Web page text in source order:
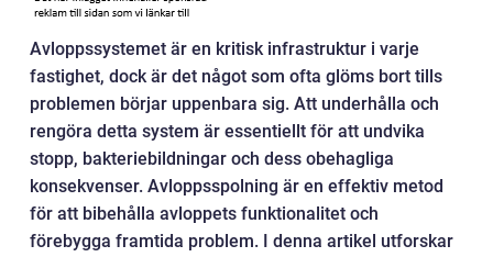
Avloppssystemet är en kritisk infrastruktur i varje
fastighet, dock är det något som ofta glöms bort tills
problemen börjar uppenbara sig. Att underhålla och
rengöra detta system är essentiellt för att undvika
stopp, bakteriebildningar och dess obehagliga
konsekvenser. Avloppsspolning är en effektiv metod
för att bibehålla avloppets funktionalitet och
förebygga framtida problem. I denna artikel utforskar